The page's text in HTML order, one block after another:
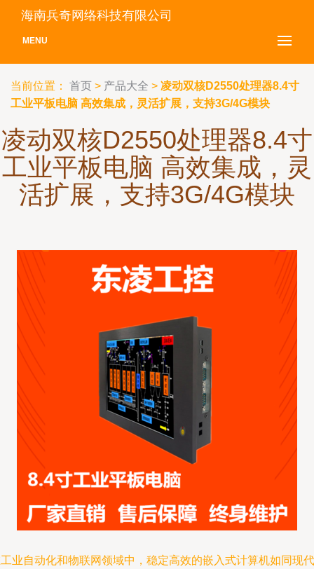
海南兵奇网络科技有限公司
MENU
当前位置： 首页 > 产品大全 > 凌动双核D2550处理器8.4寸
工业平板电脑 高效集成，灵活扩展，支持3G/4G模块
凌动双核D2550处理器8.4寸
工业平板电脑 高效集成，灵
活扩展，支持3G/4G模块
业自动化和物联网领域中，稳定高效的嵌入式计算机如同现代